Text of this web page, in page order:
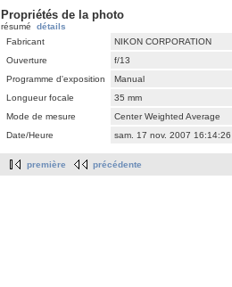
Propriétés de la photo
résumé détails
Fabricant
NIKON CORPORATION
Ouverture
f/13
Programme d'exposition
Manual
Longueur focale
35 mm
Mode de mesure
Center Weighted Average
Date/Heure
sam. 17 nov. 2007 16:14:26
première précédente